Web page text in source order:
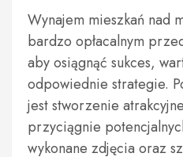
Wynajem mieszkań nad
bardzo opłacalnym
aby osiągnąć sukces,
odpowiednie strategie.
jest stworzenie
przyciągnie
wykonane zdjęcia oraz